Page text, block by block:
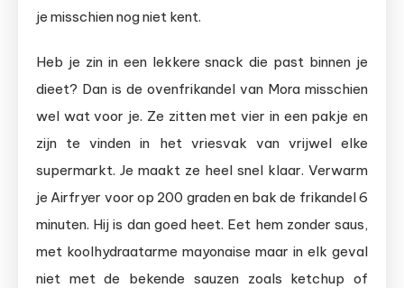
je misschien nog niet kent.
Heb je zin in een lekkere snack die past binnen je
dieet? Dan is de ovenfrikandel van Mora misschien
wel wat voor je. Ze zitten met vier in een pakje en
zijn te vinden in het vriesvak van vrijwel elke
supermarkt. Je maakt ze heel snel klaar. Verwarm
je Airfryer voor op 200 graden en bak de frikandel 6
minuten. Hij is dan goed heet. Eet hem zonder saus,
met koolhydraatarme mayonaise maar in elk geval
niet met de bekende sauzen zoals ketchup of